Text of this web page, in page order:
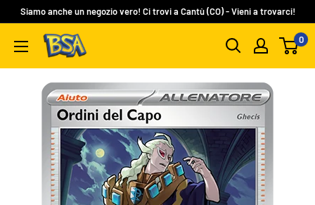
contenuto
Siamo anche un negozio vero! Ci trovi a Cantù (CO) - Vieni a trovarci!
BSA
Carte
Collezionabili
0